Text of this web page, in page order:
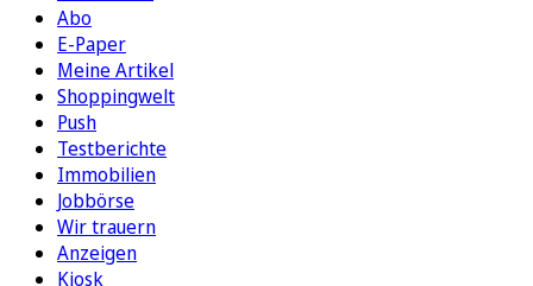
Abo
E-Paper
Meine Artikel
Shoppingwelt
Push
Testberichte
Immobilien
Jobbörse
Wir trauern
Anzeigen
Kiosk